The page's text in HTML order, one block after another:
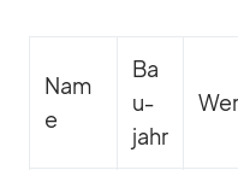
Nam
e
Ba
u­
jahr